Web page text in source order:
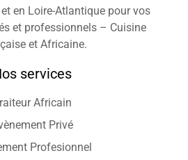
en Loire-Atlantique pour vos
et professionnels – Cuisine
et Africaine.
services
Africain
Privé
Profesionnel